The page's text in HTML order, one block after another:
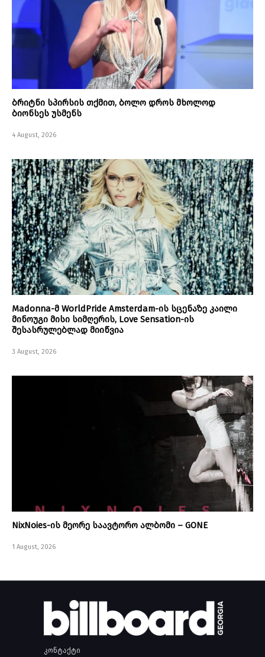
ბრიტნი სპირსის თქმით, ბოლო დროს მხოლოდ
ბიონსეს უსმენს
4 August, 2026
Madonna-მ WorldPride Amsterdam-ის სცენაზე კაილი
მინოუგი მისი სიმღერის, Love Sensation-ის
შესასრულებლად მიიწვია
3 August, 2026
NixNoies-ის მეორე საავტორო ალბომი – GONE
1 August, 2026
კონტაქტი